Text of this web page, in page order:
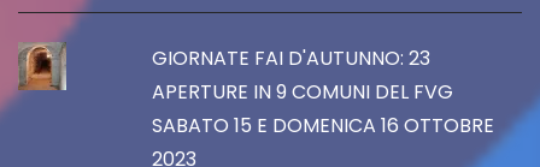
GIORNATE FAI D'AUTUNNO: 23
APERTURE IN 9 COMUNI DEL FVG
SABATO 15 E DOMENICA 16 OTTOBRE
2023